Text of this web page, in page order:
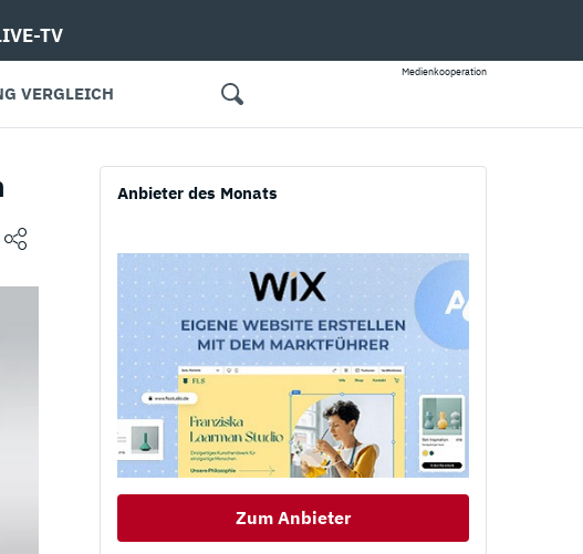
TV
VERGLEICH
Medienkooperation
Anbieter des Monats
Zum Anbieter